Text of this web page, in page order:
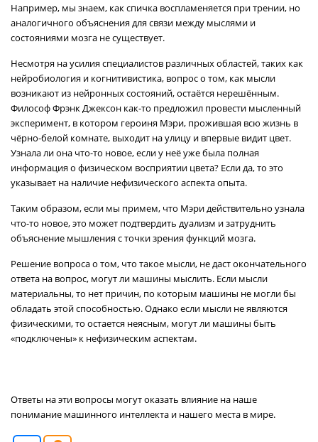
Например, мы знаем, как спичка воспламеняется при трении, но
аналогичного объяснения для связи между мыслями и
состояниями мозга не существует.
Несмотря на усилия специалистов различных областей, таких как
нейробиология и когнитивистика, вопрос о том, как мысли
возникают из нейронных состояний, остаётся нерешённым.
Философ Фрэнк Джексон как-то предложил провести мысленный
эксперимент, в котором героиня Мэри, прожившая всю жизнь в
чёрно-белой комнате, выходит на улицу и впервые видит цвет.
Узнала ли она что-то новое, если у неё уже была полная
информация о физическом восприятии цвета? Если да, то это
указывает на наличие нефизического аспекта опыта.
Таким образом, если мы примем, что Мэри действительно узнала
что-то новое, это может подтвердить дуализм и затруднить
объяснение мышления с точки зрения функций мозга.
Решение вопроса о том, что такое мысли, не даст окончательного
ответа на вопрос, могут ли машины мыслить. Если мысли
материальны, то нет причин, по которым машины не могли бы
обладать этой способностью. Однако если мысли не являются
физическими, то остается неясным, могут ли машины быть
«подключены» к нефизическим аспектам.
Ответы на эти вопросы могут оказать влияние на наше
понимание машинного интеллекта и нашего места в мире.